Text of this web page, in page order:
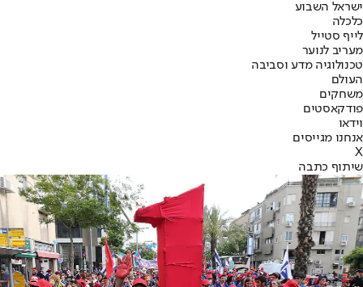
ישראל השבוע
כלכלה
לייף סטייל
מעריב לנוער
טכנולוגיה מדע וסביבה
העולם
משחקים
פודקאסטים
וידאו
אנחנו מגייסים
X
שיתוף כתבה